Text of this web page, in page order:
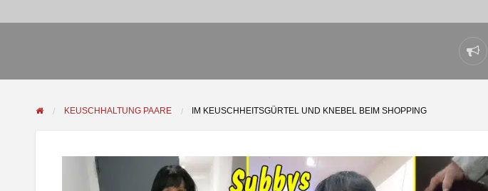
KEUSCHHALTUNG PAARE IM KEUSCHHEITSGÜRTEL UND KNEBEL BEIM SHOPPING